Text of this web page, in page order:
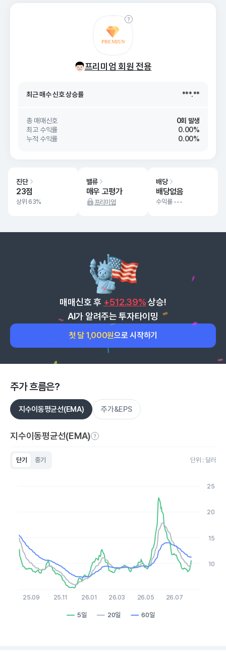
프리미엄 회원 전용
26. 08/07
최근 매수 신호 상승률 ***.**
최근 매수 신호 ***.**
총 매매신호
0회 발생
최고 수익률
0.00%
누적 수익률
0.00%
진단
23점
상위 63%
밸류
매우 고평가
프리미엄
배당
배당없음
수익률 ---
매매신호 후 +512.39% 상승!
AI가 알려주는 투자타이밍
첫 달 1,000원으로 시작하기
주가 흐름은?
지수이동평균선(EMA) 주가&EPS
지수이동평균선(EMA)
단기 중기 단위 : 달러
The chart has 1 X axis displaying Time. Data ranges from
The chart has 1 Y axis displaying values. Data ranges from
5일 20일 60일
25.09 25.11 26.01 26.03 26.05 26.07
10
15
20
25